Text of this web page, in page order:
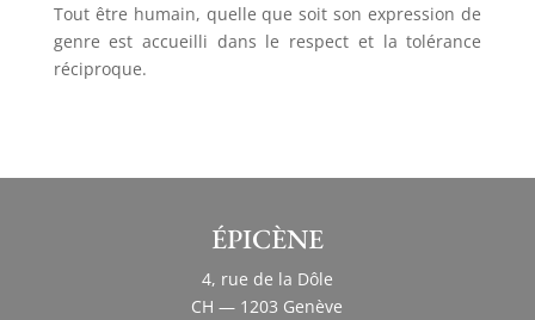
Tout être humain, quelle que soit son expression de
genre est accueilli dans le respect et la tolérance
réciproque.
ÉPICÈNE
4, rue de la Dôle
CH — 1203 Genève